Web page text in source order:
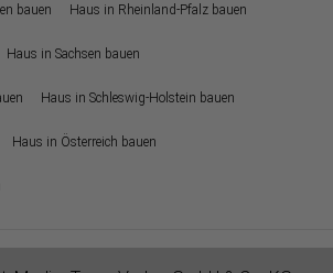
bauen Haus in Rheinland-Pfalz bauen
Haus in Sachsen bauen
Haus in Schleswig-Holstein bauen
Haus in Österreich bauen